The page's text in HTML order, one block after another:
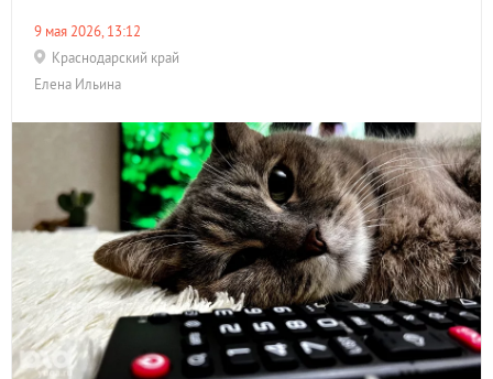
9 мая 2026, 13:12
Краснодарский край
Елена Ильина